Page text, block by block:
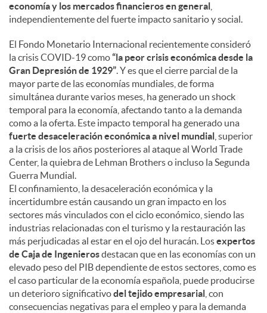
economía y los mercados financieros en general
independientemente del fuerte impacto sanitario y social.
El Fondo Monetario Internacional recientemente consideró
la crisis COVID-19 como“la peor crisis económica desde la
Gran Depresión de 1929”. Y es que el cierre parcial de la
mayor parte de las economías mundiales, de forma
simultánea durante varios meses, ha generado un shock
temporal para la economía, afectando tanto a la demanda
como a la oferta. Este impacto temporal ha generado una
fuerte desaceleración económica a nivel mundial , superior
a la crisis de los años posteriores al ataque al World Trade
Center, la quiebra de Lehman Brothers o incluso la Segunda
Guerra Mundial.
El confinamiento, la desaceleración económica y la
incertidumbre están causando un gran impacto en los
sectores más vinculados con el ciclo económico, siendo las
industrias relacionadas con el turismo y la restauración las
más perjudicadas al estar en el ojo del huracán. Losexpertos
de Caja de Ingenierosdestacan que en las economías con un
elevado peso del PIB dependiente de estos sectores, como es
el caso particular de la economía española, puede producirse
un deterioro significativodel tejido empresarial , con
consecuencias negativas para el empleo y para la demanda